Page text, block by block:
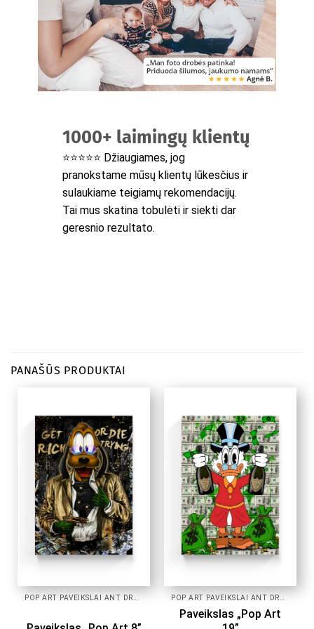
1000+ laimingų klientų
⭐⭐⭐⭐⭐ Džiaugiames, jog
pranokstame mūsų klientų lūkesčius ir
sulaukiame teigiamų rekomendacijų.
Tai mus skatina tobulėti ir siekti dar
geresnio rezultato.
PANAŠŪS PRODUKTAI
Paveikslas „Pop Art